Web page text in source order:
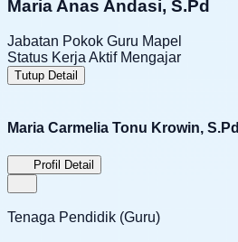
Maria Anas Andasi, S.Pd
Jabatan Pokok Guru Mapel
Status Kerja Aktif Mengajar
Tutup Detail
Maria Carmelia Tonu Krowin, S.Pd
Profil Detail
Tenaga Pendidik (Guru)